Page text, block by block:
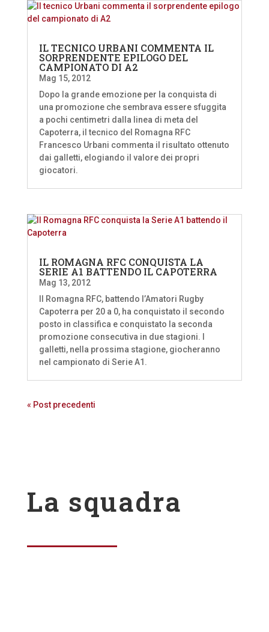
IL TECNICO URBANI COMMENTA IL
SORPRENDENTE EPILOGO DEL
CAMPIONATO DI A2
Mag 15, 2012
Dopo la grande emozione per la conquista di
una promozione che sembrava essere sfuggita
a pochi centimetri dalla linea di meta del
Capoterra, il tecnico del Romagna RFC
Francesco Urbani commenta il risultato ottenuto
dai galletti, elogiando il valore dei propri
giocatori.
IL ROMAGNA RFC CONQUISTA LA
SERIE A1 BATTENDO IL CAPOTERRA
Mag 13, 2012
Il Romagna RFC, battendo l’Amatori Rugby
Capoterra per 20 a 0, ha conquistato il secondo
posto in classifica e conquistato la seconda
promozione consecutiva in due stagioni. I
galletti, nella prossima stagione, giocheranno
nel campionato di Serie A1.
« Post precedenti
La squadra